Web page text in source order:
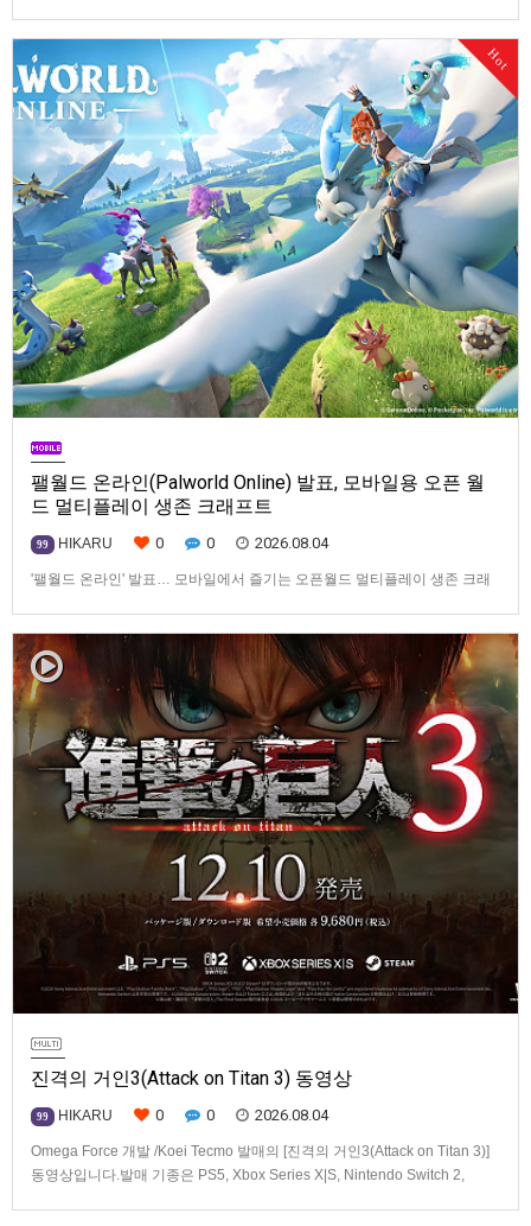
Hot
팰월드 온라인(Palworld Online) 발표, 모바일용 오픈 월
드 멀티플레이 생존 크래프트
99 HIKARU 0 0 2026.08.04
'팰월드 온라인' 발표… 모바일에서 즐기는 오픈월드 멀티플레이 생존 크래
인Pocketpair의 정식 라이선스를 받아, 글로벌 히트작 '팰월드(Palworld)'를
기반으로 한…
진격의 거인3(Attack on Titan 3) 동영상
99 HIKARU 0 0 2026.08.04
Omega Force 개발 /Koei Tecmo 발매의 [진격의 거인3(Attack on Titan 3)]
동영상입니다.발매 기종은 PS5, Xbox Series X|S, Nintendo Switch 2,